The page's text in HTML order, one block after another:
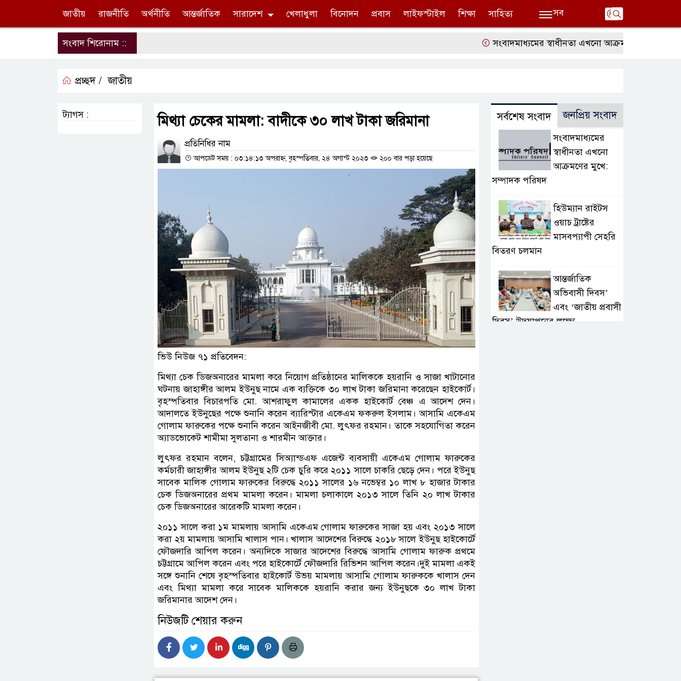
জাতীয় রাজনীতি অর্থনীতি আন্তর্জাতিক সারাদেশ খেলাধুলা বিনোদন প্রবাস লাইফস্টাইল শিক্ষা সাহিত্য সব
সংবাদ শিরোনাম :: সংবাদমাধ্যমের স্বাধীনতা এখনো আক্রমণের মুখে: সম্পাদক
প্রচ্ছদ / জাতীয়
মিথ্যা চেকের মামলা: বাদীকে ৩০ লাখ টাকা জরিমানা
প্রতিনিধির নাম
আপডেট সময় : ০৩:১৪:১৩ অপরাহ্ন, বৃহস্পতিবার, ২৪ অগাস্ট ২০২৩ ২০০ বার পড়া হয়েছে
ভিউ নিউজ ৭১ প্রতিবেদন:
মিথ্যা চেক ডিজঅনারের মামলা করে নিয়োগ প্রতিষ্ঠানের মালিককে হয়রানি ও সাজা খাটানোর
ঘটনায় জাহাঙ্গীর আলম ইউনুছ নামে এক ব্যক্তিকে ৩০ লাখ টাকা জরিমানা করেছেন হাইকোর্ট।
বৃহস্পতিবার বিচারপতি মো. আশরাফুল কামালের একক হাইকোর্ট বেঞ্চ এ আদেশ দেন।
আদালতে ইউনুছের পক্ষে শুনানি করেন ব্যারিস্টার একেএম ফকরুল ইসলাম। আসামি একেএম
গোলাম ফারুকের পক্ষে শুনানি করেন আইনজীবী মো. লুৎফর রহমান। তাকে সহযোগিতা করেন
অ্যাডভোকেট শামীমা সুলতানা ও শারমীন আক্তার।
লুৎফর রহমান বলেন, চট্টগ্রামের সিঅ্যান্ডএফ এজেন্ট ব্যবসায়ী একেএম গোলাম ফারুকের
কর্মচারী জাহাঙ্গীর আলম ইউনুছ ২টি চেক চুরি করে ২০১১ সালে চাকরি ছেড়ে দেন। পরে ইউনুছ
সাবেক মালিক গোলাম ফারুকের বিরুদ্ধে ২০১১ সালের ১৬ নভেম্বর ১০ লাখ ৮ হাজার টাকার
চেক ডিজঅনারের প্রথম মামলা করেন। মামলা চলাকালে ২০১৩ সালে তিনি ২০ লাখ টাকার
চেক ডিজঅনারের আরেকটি মামলা করেন।
২০১১ সালে করা ১ম মামলায় আসামি একেএম গোলাম ফারুকের সাজা হয় এবং ২০১৩ সালে
করা ২য় মামলায় আসামি খালাস পান। খালাস আদেশের বিরুদ্ধে ২০১৮ সালে ইউনুছ হাইকোর্টে
ফৌজদারি আপিল করেন। অন্যদিকে সাজার আদেশের বিরুদ্ধে আসামি গোলাম ফারুক প্রথমে
চট্টগ্রামে আপিল করেন এবং পরে হাইকোর্টে ফৌজদারি রিভিশন আপিল করেন।দুই মামলা একই
সঙ্গে শুনানি শেষে বৃহস্পতিবার হাইকোর্ট উভয় মামলায় আসামি গোলাম ফারুককে খালাস দেন
এবং মিথ্যা মামলা করে সাবেক মালিককে হয়রানি করার জন্য ইউনুছকে ৩০ লাখ টাকা
জরিমানার আদেশ দেন।
নিউজটি শেয়ার করুন
ট্যাগস : সর্বশেষ সংবাদ জনপ্রিয় সংবাদ
সংবাদমাধ্যমের
স্বাধীনতা এখনো
আক্রমণের মুখে:
সম্পাদক পরিষদ
হিউম্যান রাইটস
ওয়াচ ট্রাষ্টের
মাসবপ্যাপী সেহরি
বিতরণ চলমান
আন্তর্জাতিক
অভিবাসী দিবস’
এবং ‘জাতীয় প্রবাসী
দিবস’ উদযাপনের লক্ষ্যে